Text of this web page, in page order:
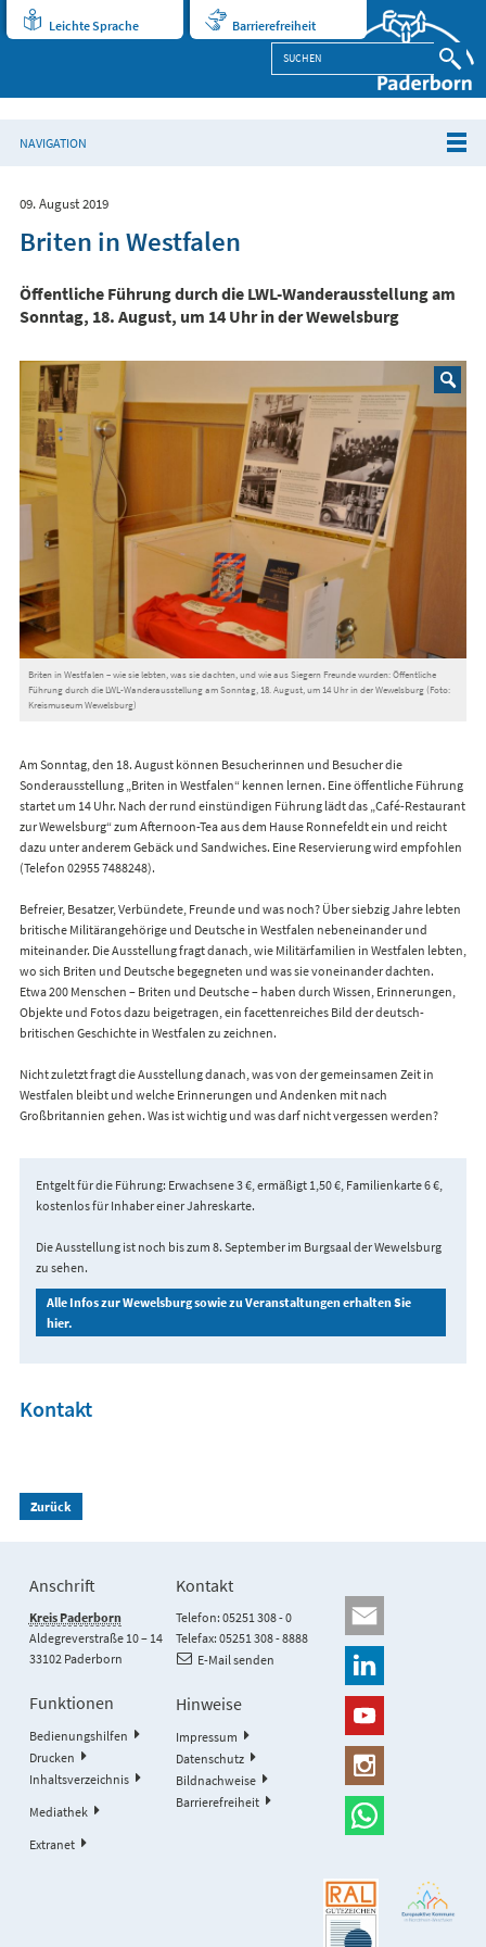
Leichte Sprache Barrierefreiheit
NAVIGATION
09. August 2019
Briten in Westfalen
Öffentliche Führung durch die LWL-Wanderausstellung am
Sonntag, 18. August, um 14 Uhr in der Wewelsburg
Briten in Westfalen – wie sie lebten, was sie dachten, und wie aus Siegern Freunde wurden: Öffentliche
Führung durch die LWL-Wanderausstellung am Sonntag, 18. August, um 14 Uhr in der Wewelsburg (Foto:
Kreismuseum Wewelsburg)
Am Sonntag, den 18. August können Besucherinnen und Besucher die
Sonderausstellung „Briten in Westfalen“ kennen lernen. Eine öffentliche Führung
startet um 14 Uhr. Nach der rund einstündigen Führung lädt das „Café-Restaurant
zur Wewelsburg“ zum Afternoon-Tea aus dem Hause Ronnefeldt ein und reicht
dazu unter anderem Gebäck und Sandwiches. Eine Reservierung wird empfohlen
(Telefon 02955 7488248).
Befreier, Besatzer, Verbündete, Freunde und was noch? Über siebzig Jahre lebten
britische Militärangehörige und Deutsche in Westfalen nebeneinander und
miteinander. Die Ausstellung fragt danach, wie Militärfamilien in Westfalen lebten,
wo sich Briten und Deutsche begegneten und was sie voneinander dachten.
Etwa 200 Menschen – Briten und Deutsche – haben durch Wissen, Erinnerungen,
Objekte und Fotos dazu beigetragen, ein facettenreiches Bild der deutsch-
britischen Geschichte in Westfalen zu zeichnen.
Nicht zuletzt fragt die Ausstellung danach, was von der gemeinsamen Zeit in
Westfalen bleibt und welche Erinnerungen und Andenken mit nach
Großbritannien gehen. Was ist wichtig und was darf nicht vergessen werden?
Entgelt für die Führung: Erwachsene 3 €, ermäßigt 1,50 €, Familienkarte 6 €,
kostenlos für Inhaber einer Jahreskarte.
Die Ausstellung ist noch bis zum 8. September im Burgsaal der Wewelsburg
zu sehen.
Alle Infos zur Wewelsburg sowie zu Veranstaltungen erhalten Sie
hier.
Kontakt
Zurück
Anschrift
Kreis Paderborn
Aldegreverstraße 10 – 14
33102 Paderborn
Kontakt
Telefon: 05251 308 - 0
Telefax: 05251 308 - 8888
E-Mail senden
Funktionen
Bedienungshilfen
Drucken
Inhaltsverzeichnis
Mediathek
Extranet
Hinweise
Impressum
Datenschutz
Bildnachweise
Barrierefreiheit